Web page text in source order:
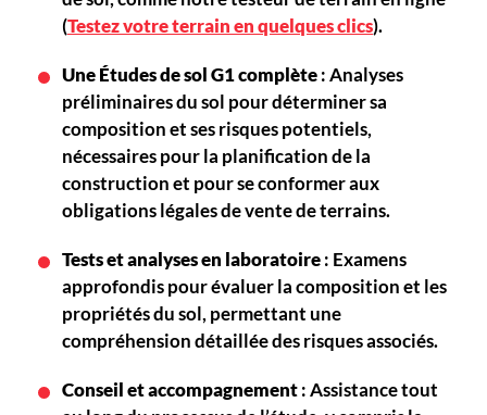
(Testez votre terrain en quelques clics).
Une Études de sol G1complète: Analyses
préliminaires du sol pour déterminer sa
composition et ses risques potentiels,
nécessaires pour la planification de la
construction et pour se conformer aux
obligations légales de vente de terrains.
Tests et analyses en laboratoire: Examens
approfondis pour évaluer la composition et les
propriétés du sol, permettant une
compréhension détaillée des risques associés.
Conseil et accompagnement: Assistance tout